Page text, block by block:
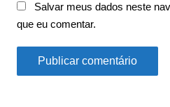
Salvar meus dados neste
que eu comentar.